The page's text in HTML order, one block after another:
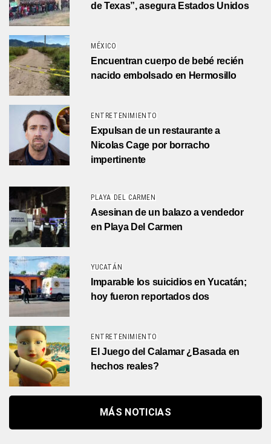
de Texas”, asegura Estados Unidos
MÉXICO
Encuentran cuerpo de bebé recién
nacido embolsado en Hermosillo
ENTRETENIMIENTO
Expulsan de un restaurante a
Nicolas Cage por borracho
impertinente
PLAYA DEL CARMEN
Asesinan de un balazo a vendedor
en Playa Del Carmen
YUCATÁN
Imparable los suicidios en Yucatán;
hoy fueron reportados dos
ENTRETENIMIENTO
El Juego del Calamar ¿Basada en
hechos reales?
MÁS NOTICIAS